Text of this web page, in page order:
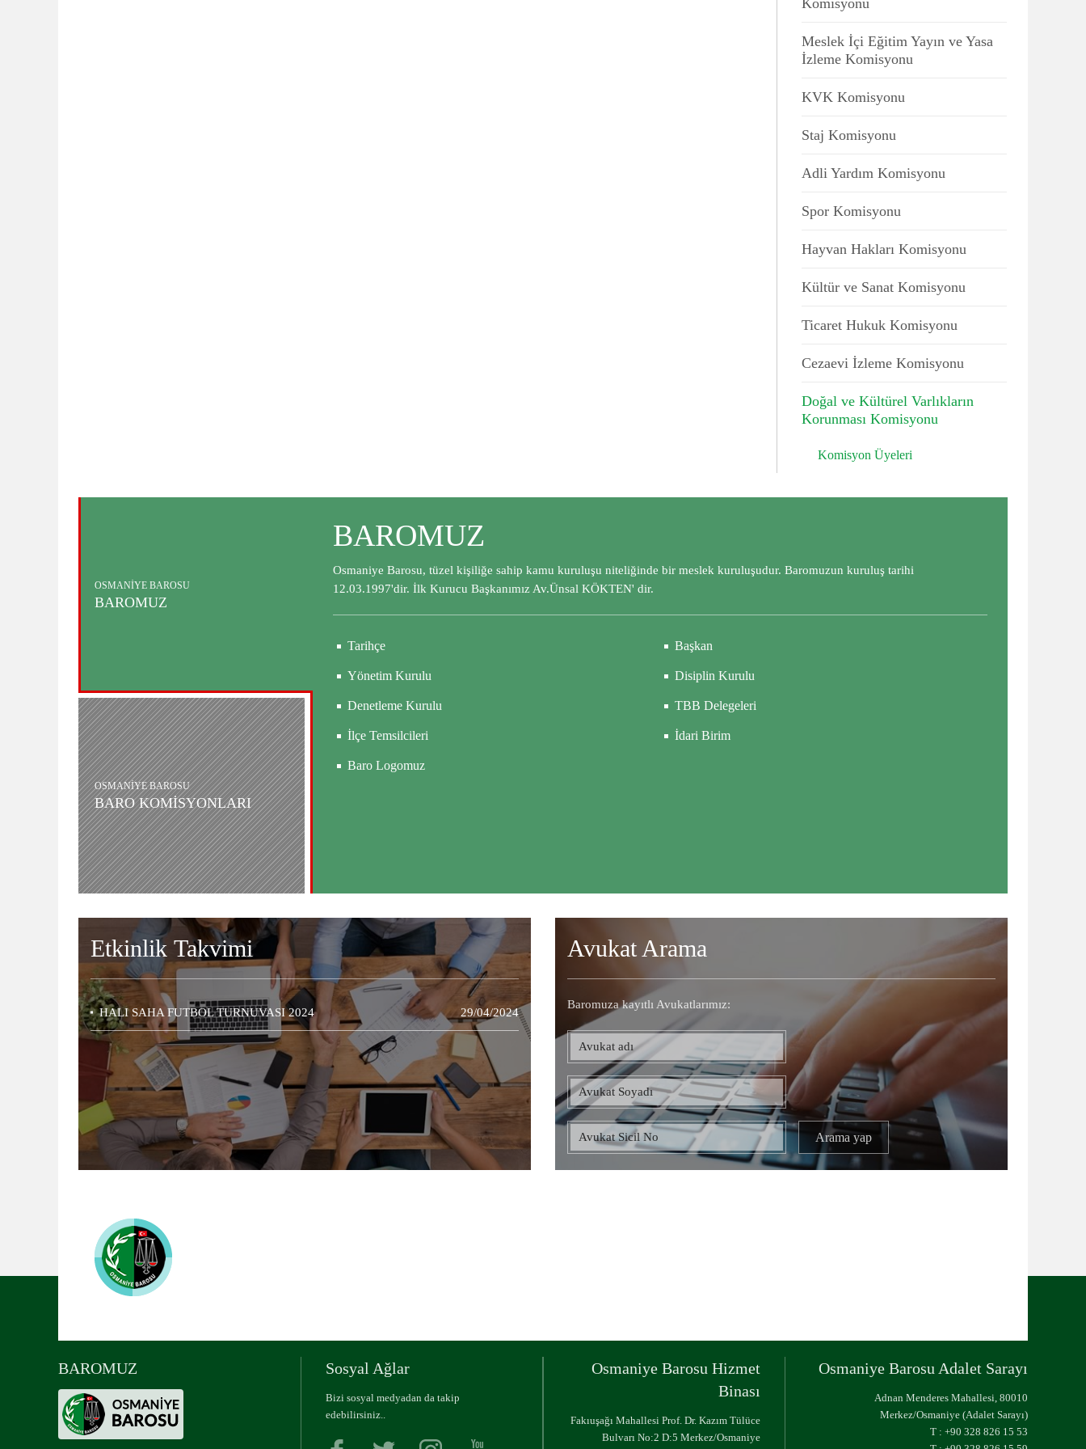
Meslek İçi Eğitim Yayın ve Yasa
İzleme Komisyonu
KVK Komisyonu
Staj Komisyonu
Adli Yardım Komisyonu
Spor Komisyonu
Hayvan Hakları Komisyonu
Kültür ve Sanat Komisyonu
Ticaret Hukuk Komisyonu
Cezaevi İzleme Komisyonu
Doğal ve Kültürel Varlıkların
Korunması Komisyonu
Komisyon Üyeleri
OSMANİYE BAROSU
BAROMUZ
OSMANİYE BAROSU
BARO KOMİSYONLARI
BAROMUZ
Osmaniye Barosu, tüzel kişiliğe sahip kamu kuruluşu niteliğinde bir meslek kuruluşudur. Baromuzun kuruluş tarihi
12.03.1997'dir. İlk Kurucu Başkanımız Av.Ünsal KÖKTEN' dir.
Tarihçe Başkan
Yönetim Kurulu Disiplin Kurulu
Denetleme Kurulu TBB Delegeleri
İlçe Temsilcileri İdari Birim
Baro Logomuz
Etkinlik Takvimi
29/04/2024
HALI SAHA FUTBOL TURNUVASI 2024
Avukat Arama
Baromuza kayıtlı Avukatlarımız:
BAROMUZ Sosyal Ağlar
Bizi sosyal medyadan da takip
edebilirsiniz..
Osmaniye Barosu Hizmet
Binası
Fakıuşağı Mahallesi Prof. Dr. Kazım Tülüce
Bulvarı No:2 D:5 Merkez/Osmaniye
Osmaniye Barosu Adalet Sarayı
Adnan Menderes Mahallesi, 80010
Merkez/Osmaniye (Adalet Sarayı)
T : +90 328 826 15 53